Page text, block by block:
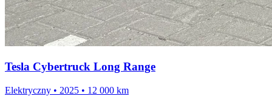
Tesla Cybertruck Long Range
Elektryczny • 2025 • 12 000 km